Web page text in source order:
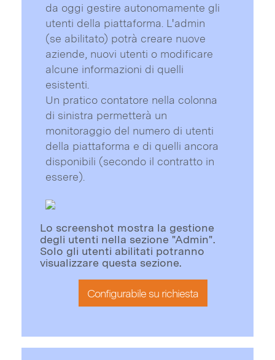
da oggi gestire autonomamente gli
utenti della piattaforma. L'admin
(se abilitato) potrà creare nuove
aziende, nuovi utenti o modificare
alcune informazioni di quelli
esistenti.
Un pratico contatore nella colonna
di sinistra permetterà un
monitoraggio del numero di utenti
della piattaforma e di quelli ancora
disponibili (secondo il contratto in
essere).
Lo screenshot mostra la gestione
degli utenti nella sezione "Admin".
Solo gli utenti abilitati potranno
visualizzare questa sezione.
Configurabile su richiesta